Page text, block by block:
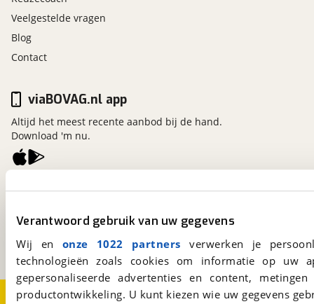
Verantwoord gebruik van uw gegevens
Wij en onze 1022 partners verwerken je
technologieën zoals cookies om informatie op
gepersonaliseerde advertenties en content,
productontwikkeling. U kunt kiezen wie uw gegevens
Veelgestelde vragen
Blog
Contact
viaBOVAG.nl
3981 AJ Bunnik
Een initiatief van
BOVAG
viaBOVAG.nl app
Altijd het meest recente aanbod bij de hand.
Download 'm nu.
Over viaBOVAG.nlDisclaimer- en Privacyverklaring